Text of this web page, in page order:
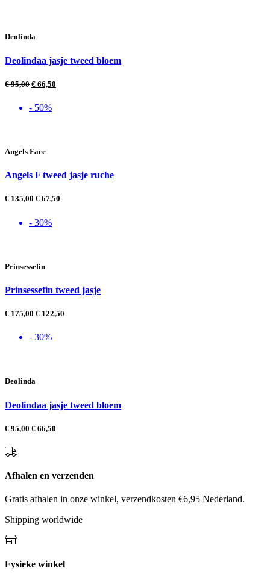
Deolinda
Deolindaa jasje tweed bloem
€95,00 € 66,50
- 50%
Angels Face
Angels F tweed jasje ruche
€135,00 € 67,50
- 30%
Prinsessefin
Prinsessefin tweed jasje
€175,00 € 122,50
- 30%
Deolinda
Deolindaa jasje tweed bloem
€95,00 € 66,50
Afhalen en verzenden
Gratis afhalen in onze winkel, verzendkosten €6,95 Nederland.
Shipping worldwide
Fysieke winkel